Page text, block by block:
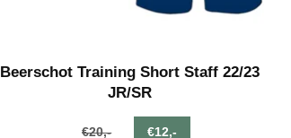
Beerschot Training Short Staff 22/23
JR/SR
€20,- €12,-